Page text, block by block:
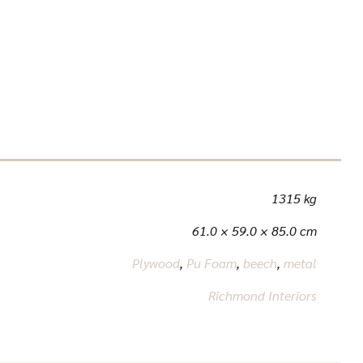
1315 kg
61.0 × 59.0 × 85.0 cm
Plywood, Pu Foam, beech, metal
Richmond Interiors